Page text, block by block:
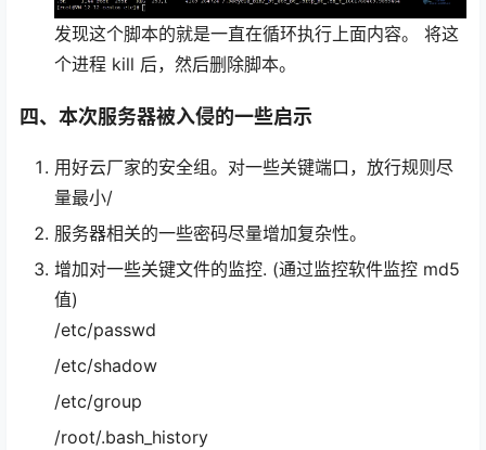
发现这个脚本的就是一直在循环执行上面内容。 将这
个进程 kill 后，然后删除脚本。
四、本次服务器被入侵的一些启示
用好云厂家的安全组。对一些关键端口，放行规则尽
量最小/
服务器相关的一些密码尽量增加复杂性。
增加对一些关键文件的监控. (通过监控软件监控 md5
值)
/etc/passwd
/etc/shadow
/etc/group
/root/.bash_history